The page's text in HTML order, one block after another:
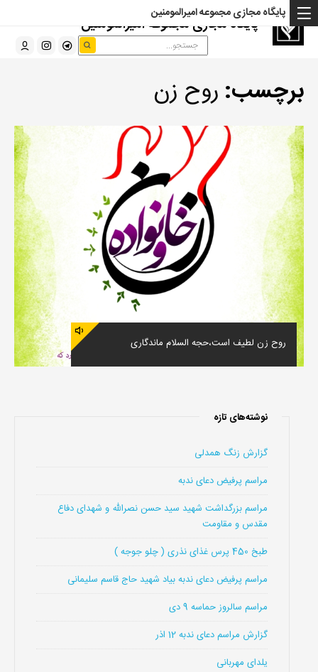
پایگاه مجازی مجموعه امیرالمومنین
پایگاه مجازی مجموعه امیرالمومنین
برچسب: روح زن
روح زن لطیف است،حجه السلام ماندگاری
نوشته‌های تازه
گزارش زنگ همدلی
مراسم پرفیض دعای ندبه
مراسم بزرگداشت شهید سید حسن نصرالله و شهدای دفاع
مقدس و مقاومت
طبخ 450 پرس غذای نذری ( چلو جوجه )
مراسم پرفیض دعای ندبه بیاد شهید حاج قاسم سلیمانی
مراسم سالروز حماسه 9 دی
گزارش مراسم دعای ندبه 12 اذر
یلدای مهربانی